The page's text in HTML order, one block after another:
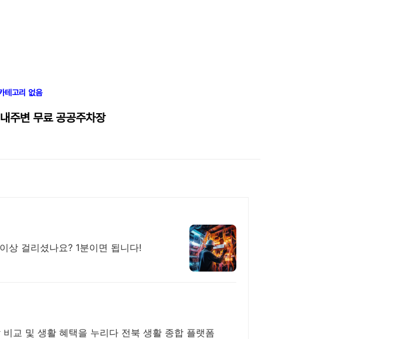
테고리 없음
주변 무료 공공주차장
서 아직도 받는데 하루 이상 걸리셨나요? 1분이면 됩니다!
교 및 생활 혜택을 누리다 전북 생활 종합 플랫폼